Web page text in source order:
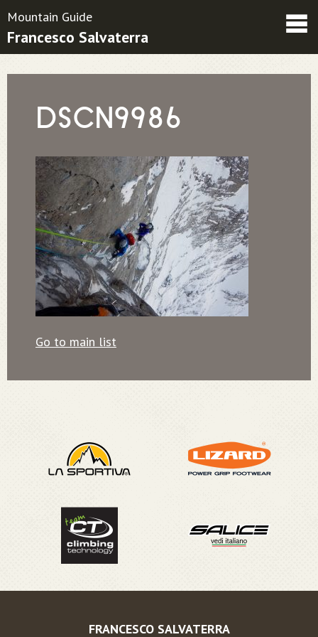
Friends
Mountain Guide
Francesco Salvaterra
DSCN9986
Go to main list
FRANCESCO SALVATERRA